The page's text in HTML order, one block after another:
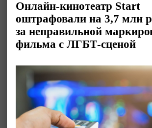
Онлайн-кинотеатр Start
оштрафовали на 3,7 млн
за неправильной
фильма с ЛГБТ-сценой